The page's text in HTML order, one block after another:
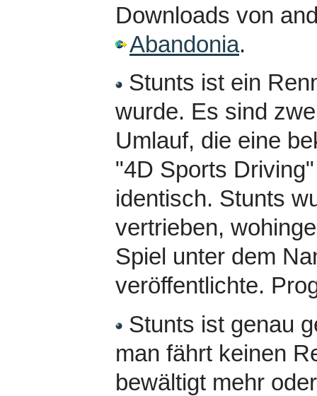
Downloads von
Abandonia.
Stunts ist ein
wurde. Es sind
Umlauf, die eine
"4D Sports
identisch. Stunts
vertrieben,
Spiel unter dem
veröffentlichte.
Stunts ist genau
man fährt keinen
bewältigt mehr